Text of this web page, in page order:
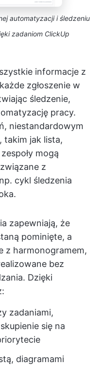
automatyzacji i śledzeniu
zadaniom ClickUp
informacje z
zgłoszenie w
śledzenie,
pracy.
niestandardowym
takim jak lista,
mogą
z
cykl śledzenia
zapewniają, że
pominięte, a
z harmonogramem,
bez
Dzięki
zadaniami,
się na
diagramami